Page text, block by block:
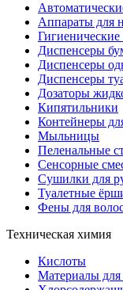
Аппараты для
Диспенсеры
Диспенсеры
Диспенсеры
Дозаторы
Кипятильники
Контейнеры
Мыльницы
Пеленальные
Сенсорные
Сушилки для
Туалетные
Фены для
Техническая химия
Кислоты
Материалы для